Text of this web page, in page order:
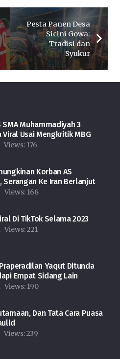
Pesta Panen Desa
Sicini Gowa:
Tradisi dan
Syukur
SMA Muhammadiyah 3
Usai Mengkritik MBG
Views: 176
Korban AS
Serangan Ke Iran Berlanjut
Views: 168
Di TikTok Selama 2023
Views:221
Yaqut Ditunda
Empat Sidang Lain
Views: 190
Dan Tata Cara Puasa
Views:239